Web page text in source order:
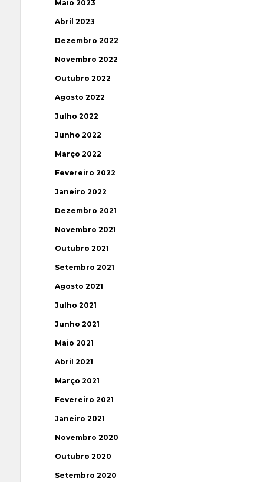
Maio 2023
Abril 2023
Dezembro 2022
Novembro 2022
Outubro 2022
Agosto 2022
Julho 2022
Junho 2022
Março 2022
Fevereiro 2022
Janeiro 2022
Dezembro 2021
Novembro 2021
Outubro 2021
Setembro 2021
Agosto 2021
Julho 2021
Junho 2021
Maio 2021
Abril 2021
Março 2021
Fevereiro 2021
Janeiro 2021
Novembro 2020
Outubro 2020
Setembro 2020